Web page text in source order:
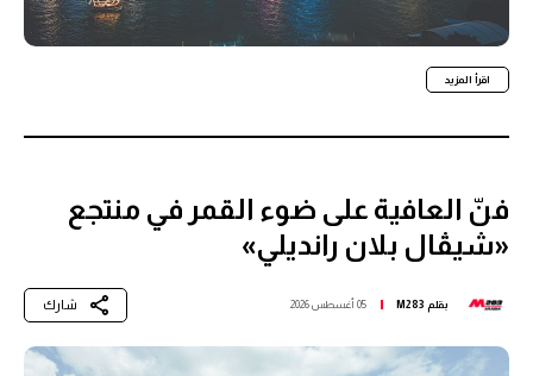
اقرأ المزيد
فنّ العافية على ضوء القمر في منتجع
«شيڤال بلان رانديلي»
بقلم M283 05 أغسطس 2026 شارك